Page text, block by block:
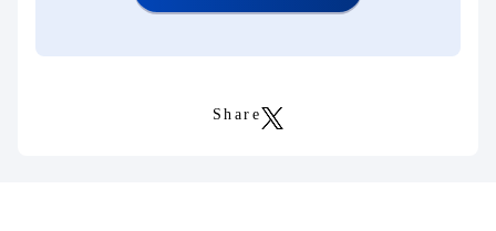
Share